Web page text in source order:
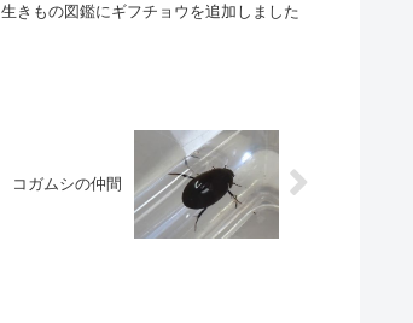
生きもの図鑑にギフチョウを追加しました
コガムシの仲間